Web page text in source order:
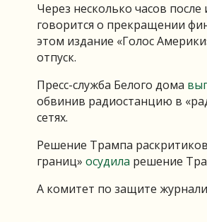
Через несколько часов
говорится о прекращении
этом издание «Голос
отпуск.
Пресс-служба Белого дома
обвинив радиостанцию в
сетях.
Решение Трампа
границ» осудила решение
А комитет по защите